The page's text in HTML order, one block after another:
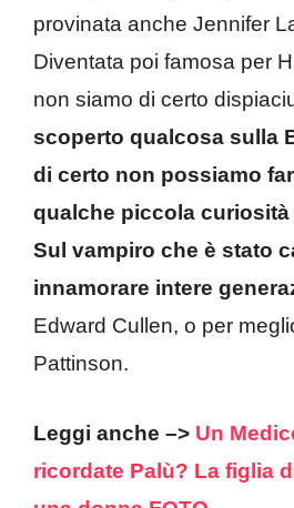
provinata anche Jennifer
Diventata poi famosa per
non siamo di certo
scoperto qualcosa sulla
di certo non possiamo
qualche piccola
Sul vampiro che è stato
innamorare intere
Edward Cullen, o per
Pattinson.
Leggi anche –> Un
ricordate Palù? La figlia